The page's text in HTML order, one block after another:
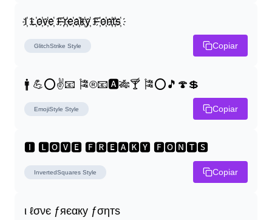
I҉ L҉o҉v҉e҉ F҉r҉e҉a҉k҉y҉ F҉o҉n҉t҉s҉
GlitchStrike Style Copiar
🚹 💪⭕✌📧 🎏®📧🅰🎋🍸 🎏⭕🎵🍄💲
EmojiStyle Style Copiar
🅸 🅻🅾🆅🅴 🅵🆁🅴🅰🅺🆈 🅵🅾🅽🆃🆂
InvertedSquares Style Copiar
ι ℓσνє ƒяєαку ƒσηтѕ